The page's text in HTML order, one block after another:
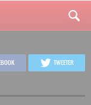
TWEETER